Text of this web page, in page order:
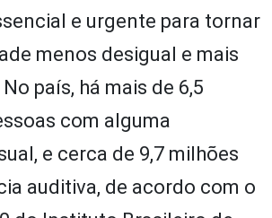
e urgente para tornar
menos desigual e mais
país, há mais de 6,5
com alguma
e cerca de 9,7 milhões
auditiva, de acordo com o